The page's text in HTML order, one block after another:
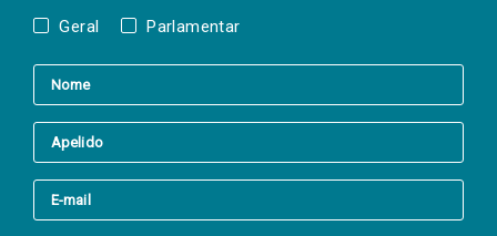
Geral Parlamentar